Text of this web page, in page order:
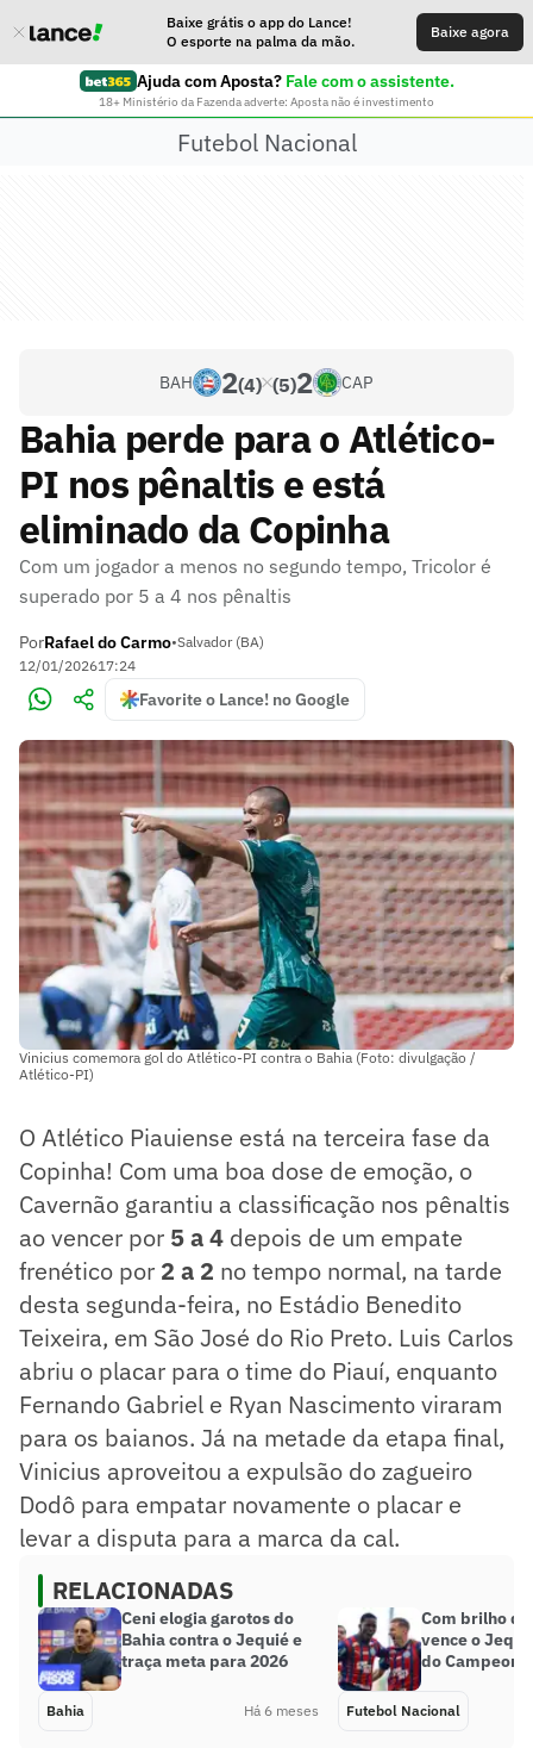
Baixe grátis o app do Lance!
O esporte na palma da mão.
Baixe agora
Ajuda com Aposta? Fale com o assistente.
18+ Ministério da Fazenda adverte: Aposta não é investimento
Futebol Nacional
BAH 2(4) (5)2 CAP
Bahia perde para o Atlético-
PI nos pênaltis e está
eliminado da Copinha
Com um jogador a menos no segundo tempo, Tricolor é
superado por 5 a 4 nos pênaltis
PorRafael do Carmo•Salvador (BA)
12/01/202617:24
Favorite o Lance! no Google
Vinicius comemora gol do Atlético-PI contra o Bahia (Foto: divulgação /
Atlético-PI)
O Atlético Piauiense está na terceira fase da
Copinha! Com uma boa dose de emoção, o
Cavernão garantiu a classificação nos pênaltis
ao vencer por 5 a 4 depois de um empate
frenético por 2 a 2 no tempo normal, na tarde
desta segunda-feira, no Estádio Benedito
Teixeira, em São José do Rio Preto. Luis Carlos
abriu o placar para o time do Piauí, enquanto
Fernando Gabriel e Ryan Nascimento viraram
para os baianos. Já na metade da etapa final,
Vinicius aproveitou a expulsão do zagueiro
Dodô para empatar novamente o placar e
levar a disputa para a marca da cal.
RELACIONADAS
Ceni elogia garotos do
Bahia contra o Jequié e
traça meta para 2026
Bahia Há 6 meses
Com brilho
vence o
do
Futebol Nacional